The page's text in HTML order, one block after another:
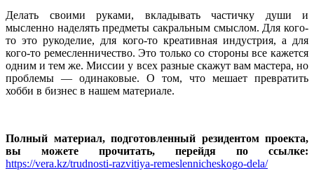
Делать своими руками, вкладывать частичку души и
мысленно наделять предметы сакральным смыслом. Для кого-
то это рукоделие, для кого-то креативная индустрия, а для
кого-то ремесленничество. Это только со стороны все кажется
одним и тем же. Миссии у всех разные скажут вам мастера, но
проблемы — одинаковые. О том, что мешает превратить
хобби в бизнес в нашем материале.
Полный материал, подготовленный резидентом проекта,
вы можете прочитать, перейдя по ссылке:
https://vera.kz/trudnosti-razvitiya-remeslennicheskogo-dela/